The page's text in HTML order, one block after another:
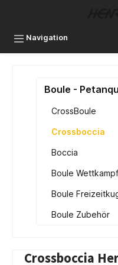
Navigation
Boule -
CrossBoule
Crossboccia
Boccia
Boule
Boule
Boule Zubehör
Crossboccia